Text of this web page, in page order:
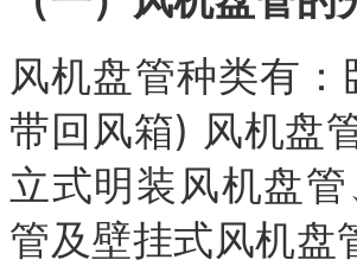
风机盘管种类有
带回风箱) 风机盘
立式明装风机盘
管及壁挂式风机盘